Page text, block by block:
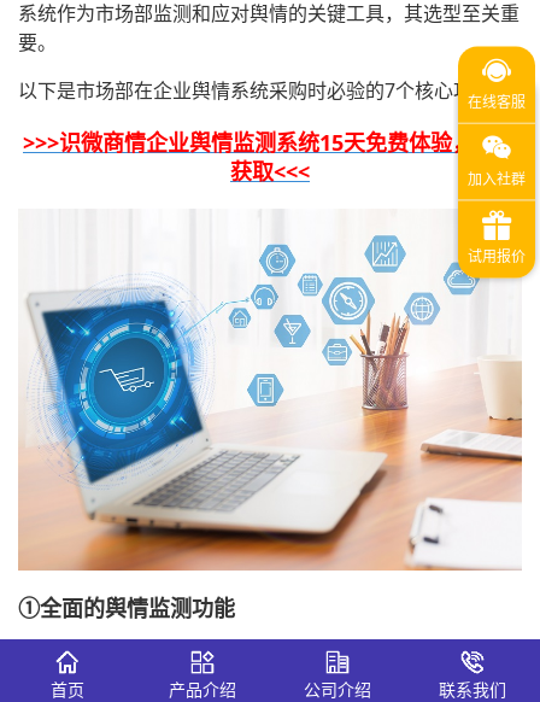
系统作为市场部监测和应对舆情的关键工具，其选型至关重
要。
以下是市场部在企业舆情系统采购时必验的7个核心功能：
>>>识微商情企业舆情监测系统15天免费体验，点击
获取<<<
①全面的舆情监测功能
关键词是舆情监测的基础，企业舆情系统应能精准抓取与企
业品牌、产品、服务以及竞争对手相关的关键词。无论是新
首页 产品介绍 公司介绍 联系我们